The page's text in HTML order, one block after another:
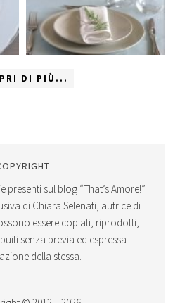
DI PIÙ...
sul blog “That’s Amore!”
di Chiara Selenati, autrice di
essere copiati, riprodotti,
senza previa ed espressa
della stessa.